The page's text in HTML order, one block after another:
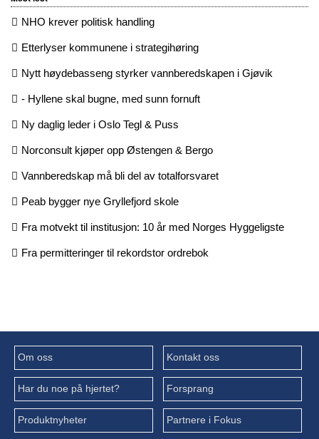
NHO krever politisk handling
Etterlyser kommunene i strategihøring
Nytt høydebasseng styrker vannberedskapen i Gjøvik
- Hyllene skal bugne, med sunn fornuft
Ny daglig leder i Oslo Tegl & Puss
Norconsult kjøper opp Østengen & Bergo
Vannberedskap må bli del av totalforsvaret
Peab bygger nye Gryllefjord skole
Fra motvekt til institusjon: 10 år med Norges Hyggeligste
Fra permitteringer til rekordstor ordrebok
Om oss Kontakt oss
Har du noe på hjertet? Forsprang
Produktnyheter Partnere i Fokus